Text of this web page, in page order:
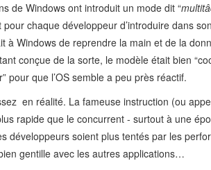
de Windows ont introduit un mode dit “
pour chaque développeur d’introduire dans
à Windows de reprendre la main et de la
conçue de la sorte, le modèle était bien
pour que l’OS semble a peu près réactif.
en réalité. La fameuse instruction (ou
rapide que le concurrent - surtout à une
développeurs soient plus tentés par les
gentille avec les autres applications…